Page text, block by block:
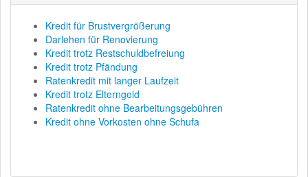
Kredit für Brustvergrößerung
Darlehen für Renovierung
Kredit trotz Restschuldbefreiung
Kredit trotz Pfändung
Ratenkredit mit langer Laufzeit
Kredit trotz Elterngeld
Ratenkredit ohne Bearbeitungsgebühren
Kredit ohne Vorkosten ohne Schufa